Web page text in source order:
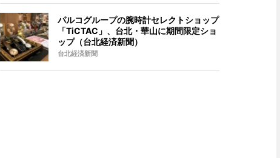
パルコグループの腕時計セレクトショップ
「TiCTAC」、台北・華山に期間限定ショ
ップ（台北経済新聞）
台北経済新聞